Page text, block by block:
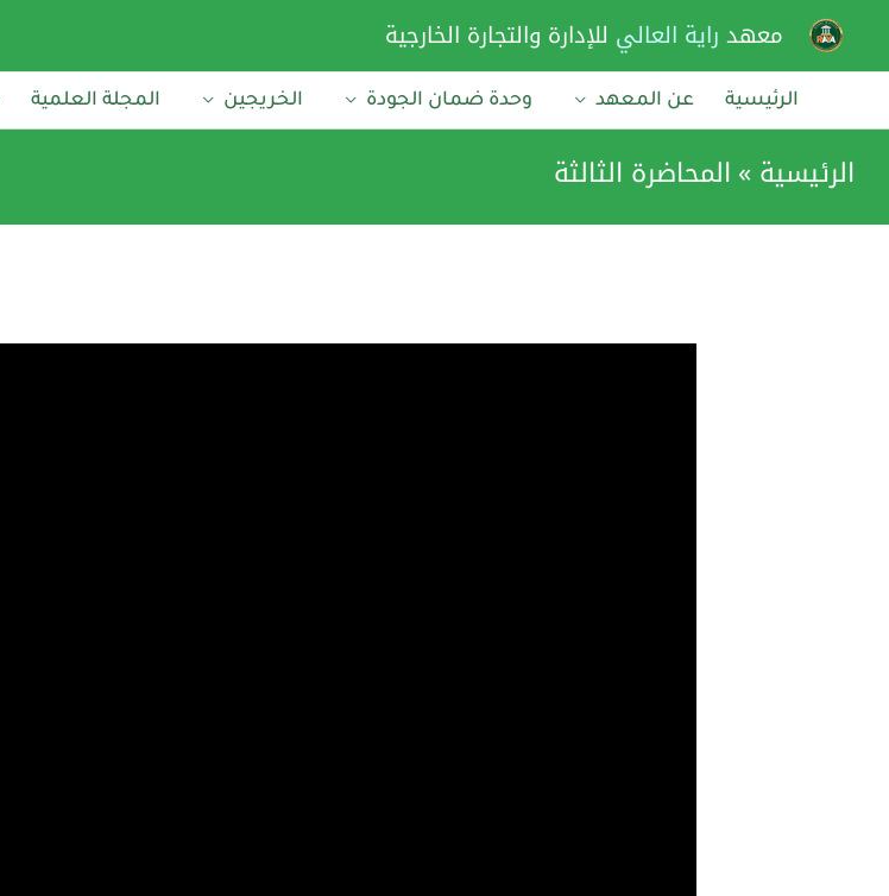
المحتوى
معهد راية العالي للإدارة والتجارة الخارجية
الرئيسية عن المعهد وحدة ضمان الجودة الخريجين المجلة العلمية
الرئيسية المحاضرة الثالثة